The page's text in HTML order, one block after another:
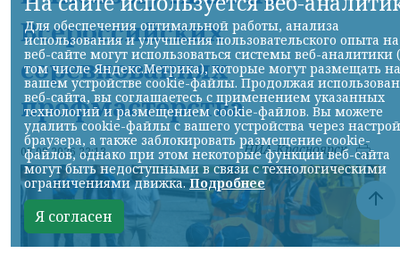
Всероссийских
соревнованиях
профмастерства
07.08.2026 22:13 НИА-Красноярск
Для обеспечения оптимальной работы, анализа
использования и улучшения пользовательского опыта на
веб-сайте могут использоваться системы веб-аналитики
том числе Яндекс.Метрика), которые могут размещать на
вашем устройстве cookie-файлы. Продолжая
веб-сайта, вы соглашаетесь с применением указанных
технологий и размещением cookie-файлов. Вы можете
удалить cookie-файлы с вашего устройства через
браузера, а также заблокировать размещение cookie-
файлов, однако при этом некоторые функции веб-сайта
могут быть недоступными в связи с технологическими
ограничениями движка.Подробнее
Я согласен